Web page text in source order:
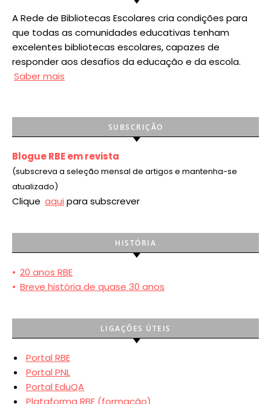
A Rede de Bibliotecas Escolares cria condições para
que todas as comunidades educativas tenham
excelentes bibliotecas escolares, capazes de
responder aos desafios da educação e da escola.
Saber mais
SUBSCRIÇÃO
Blogue RBE em revista
(subscreva a seleção mensal de artigos e mantenha-se
atualizado)
Clique aqui para subscrever
HISTÓRIA
• 20 anos RBE
• Breve história de quase 30 anos
LIGAÇÕES ÚTEIS
Portal RBE
Portal PNL
Portal EduQA
Plataforma RBE (formação)